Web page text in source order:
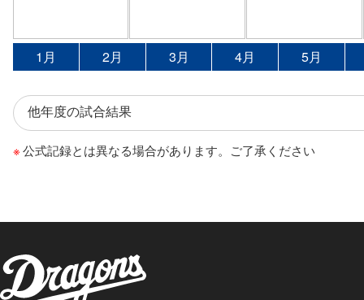
1月 2月 3月 4月 5月
公式記録とは異なる場合があります。ご了承ください